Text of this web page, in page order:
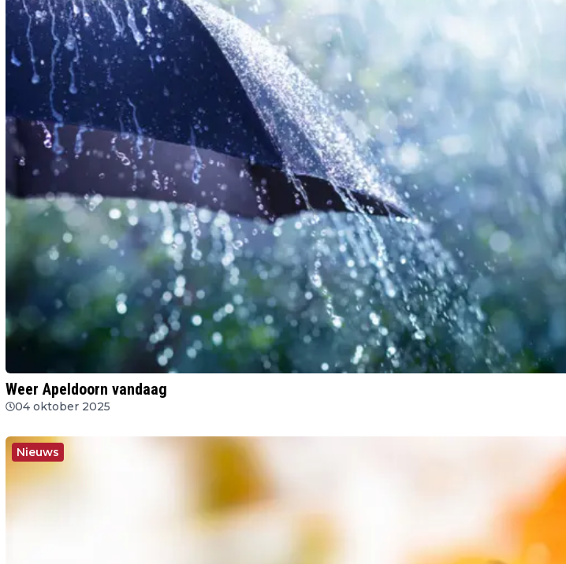
Weer Apeldoorn vandaag
04 oktober 2025
Nieuws